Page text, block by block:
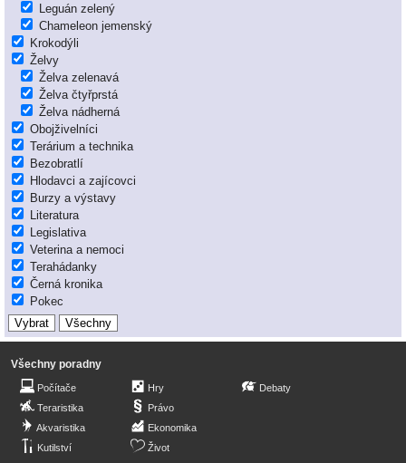
Leguán zelený
Chameleon jemenský
Krokodýli
Želvy
Želva zelenavá
Želva čtyřprstá
Želva nádherná
Obojživelníci
Terárium a technika
Bezobratlí
Hlodavci a zajícovci
Burzy a výstavy
Literatura
Legislativa
Veterina a nemoci
Terahádanky
Černá kronika
Pokec
Všechny poradny
Počítače
Teraristika
Akvaristika
Kutilství
Hry
Právo
Ekonomika
Život
Debaty